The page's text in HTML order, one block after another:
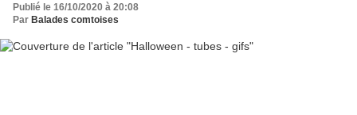
Publié le 16/10/2020 à 20:08
Par Balades comtoises